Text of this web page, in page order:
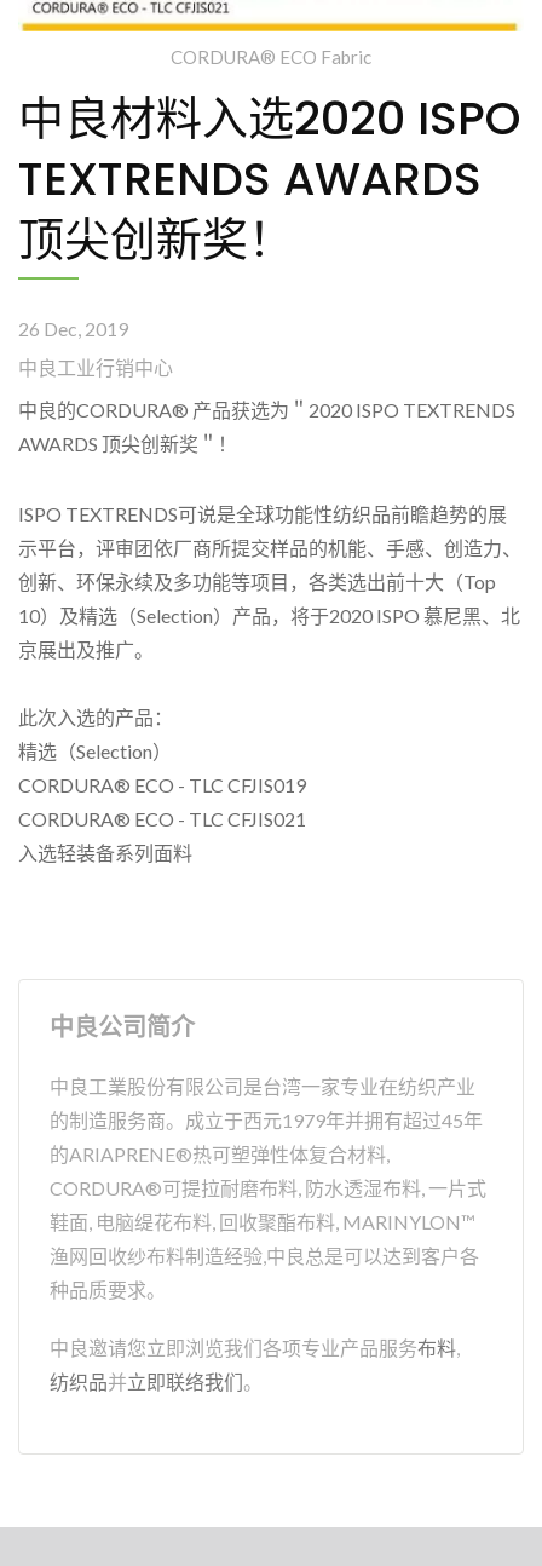
CORDURA® ECO Fabric
中良材料入选2020 ISPO
TEXTRENDS AWARDS
顶尖创新奖！
26 Dec, 2019
中良工业行销中心
中良的CORDURA® 产品获选为＂2020 ISPO TEXTRENDS
AWARDS 顶尖创新奖＂！
ISPO TEXTRENDS可说是全球功能性纺织品前瞻趋势的展
示平台，评审团依厂商所提交样品的机能、手感、创造力、
创新、环保永续及多功能等项目，各类选出前十大（Top
10）及精选（Selection）产品，将于2020 ISPO 慕尼黑、北
京展出及推广。
此次入选的产品：
精选（Selection）
CORDURA® ECO - TLC CFJIS019
CORDURA® ECO - TLC CFJIS021
入选轻装备系列面料
中良公司简介
中良工業股份有限公司是台湾一家专业在纺织产业
的制造服务商。成立于西元1979年并拥有超过45年
的ARIAPRENE®热可塑弹性体复合材料,
CORDURA®可提拉耐磨布料, 防水透湿布料, 一片式
鞋面, 电脑缇花布料, 回收聚酯布料, MARINYLON™
渔网回收纱布料制造经验,中良总是可以达到客户各
种品质要求。
中良邀请您立即浏览我们各项专业产品服务布料
纺织品并立即联络我们。